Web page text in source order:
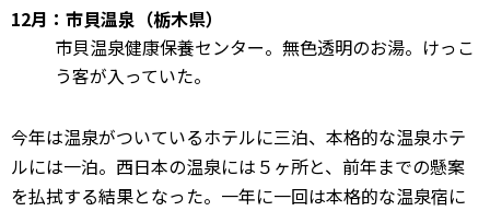
12月：市貝温泉（栃木県）
市貝温泉健康保養センター。無色透明のお湯。けっこ
う客が入っていた。
今年は温泉がついているホテルに三泊、本格的な温泉ホテ
ルには一泊。西日本の温泉には５ヶ所と、前年までの懸案
を払拭する結果となった。一年に一回は本格的な温泉宿に